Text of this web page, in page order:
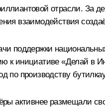
отрасли. За
взаимодействия
поддержки
к инициативе «Делай в
производству
активнее размещали